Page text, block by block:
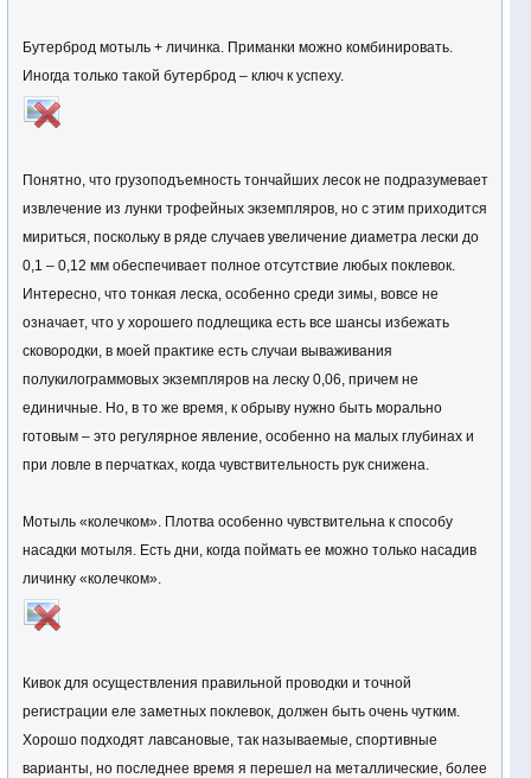
Бутерброд мотыль + личинка. Приманки можно комбинировать.
Иногда только такой бутерброд – ключ к успеху.
Понятно, что грузоподъемность тончайших лесок не подразумевает
извлечение из лунки трофейных экземпляров, но с этим приходится
мириться, поскольку в ряде случаев увеличение диаметра лески до
0,1 – 0,12 мм обеспечивает полное отсутствие любых поклевок.
Интересно, что тонкая леска, особенно среди зимы, вовсе не
означает, что у хорошего подлещика есть все шансы избежать
сковородки, в моей практике есть случаи вываживания
полукилограммовых экземпляров на леску 0,06, причем не
единичные. Но, в то же время, к обрыву нужно быть морально
готовым – это регулярное явление, особенно на малых глубинах и
при ловле в перчатках, когда чувствительность рук снижена.
Мотыль «колечком». Плотва особенно чувствительна к способу
насадки мотыля. Есть дни, когда поймать ее можно только насадив
личинку «колечком».
Кивок для осуществления правильной проводки и точной
регистрации еле заметных поклевок, должен быть очень чутким.
Хорошо подходят лавсановые, так называемые, спортивные
варианты, но последнее время я перешел на металлические, более